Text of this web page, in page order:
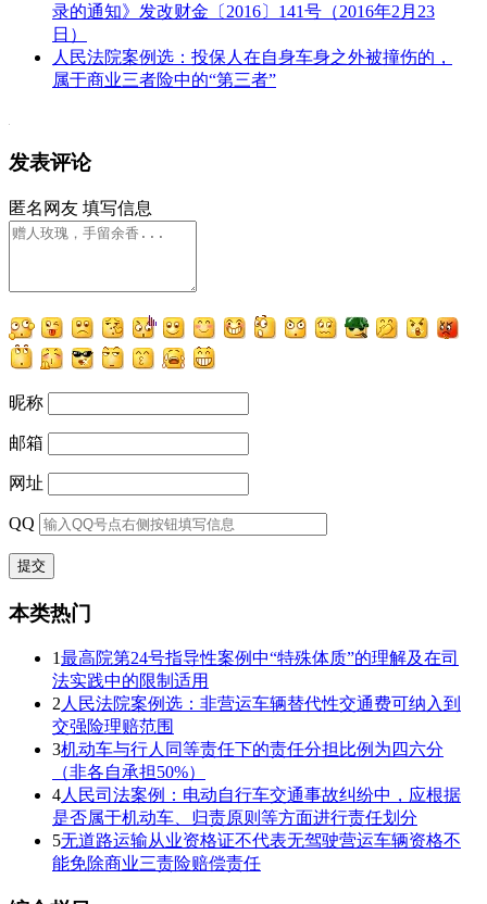
录的通知》发改财金〔2016〕141号（2016年2月23
日）
人民法院案例选：投保人在自身车身之外被撞伤的，
属于商业三者险中的“第三者”
发表评论
匿名网友 填写信息
昵称
邮箱
网址
QQ
本类热门
1最高院第24号指导性案例中“特殊体质”的理解及在司
法实践中的限制适用
2人民法院案例选：非营运车辆替代性交通费可纳入到
交强险理赔范围
3机动车与行人同等责任下的责任分担比例为四六分
（非各自承担50%）
4人民司法案例：电动自行车交通事故纠纷中，应根据
是否属于机动车、归责原则等方面进行责任划分
5无道路运输从业资格证不代表无驾驶营运车辆资格不
能免除商业三责险赔偿责任